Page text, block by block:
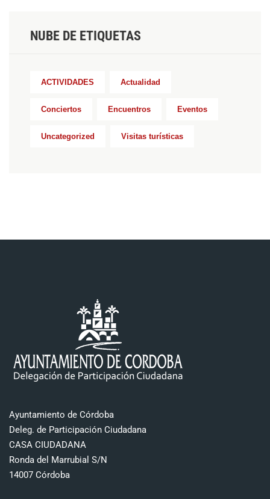
NUBE DE ETIQUETAS
ACTIVIDADES Actualidad
Conciertos Encuentros Eventos
Uncategorized Visitas turísticas
Ayuntamiento de Córdoba
Deleg. de Participación Ciudadana
CASA CIUDADANA
Ronda del Marrubial S/N
14007 Córdoba